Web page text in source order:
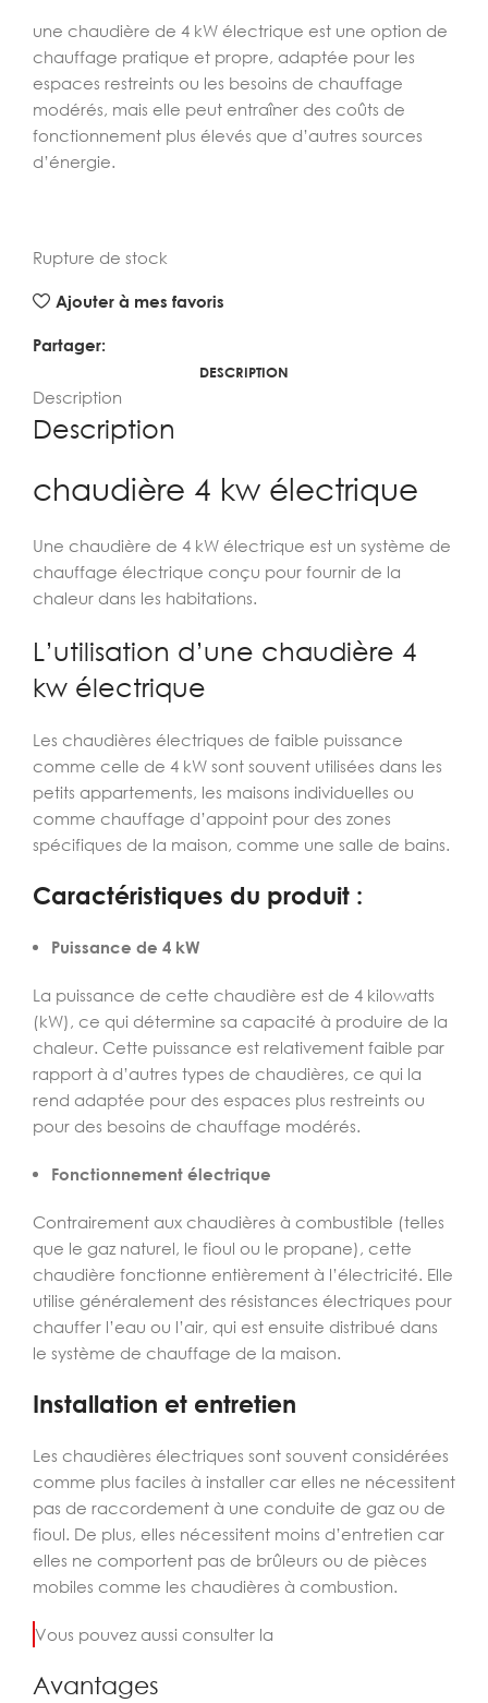
une chaudière de 4 kW électrique est une option de
chauffage pratique et propre, adaptée pour les
espaces restreints ou les besoins de chauffage
modérés, mais elle peut entraîner des coûts de
fonctionnement plus élevés que d’autres sources
d’énergie.
Rupture de stock
Ajouter à mes favoris
Partager:
DESCRIPTION
Description
Description
chaudière 4 kw électrique
Une chaudière de 4 kW électrique est un système de
chauffage électrique conçu pour fournir de la
chaleur dans les habitations.
L’utilisation d’une chaudière 4
kw électrique
Les chaudières électriques de faible puissance
comme celle de 4 kW sont souvent utilisées dans les
petits appartements, les maisons individuelles ou
comme chauffage d’appoint pour des zones
spécifiques de la maison, comme une salle de bains.
Caractéristiques du produit :
Puissance de 4 kW
La puissance de cette chaudière est de 4 kilowatts
(kW), ce qui détermine sa capacité à produire de la
chaleur. Cette puissance est relativement faible par
rapport à d’autres types de chaudières, ce qui la
rend adaptée pour des espaces plus restreints ou
pour des besoins de chauffage modérés.
Fonctionnement électrique
Contrairement aux chaudières à combustible (telles
que le gaz naturel, le fioul ou le propane), cette
chaudière fonctionne entièrement à l’électricité. Elle
utilise généralement des résistances électriques pour
chauffer l’eau ou l’air, qui est ensuite distribué dans
le système de chauffage de la maison.
Installation et entretien
Les chaudières électriques sont souvent considérées
comme plus faciles à installer car elles ne nécessitent
pas de raccordement à une conduite de gaz ou de
fioul. De plus, elles nécessitent moins d’entretien car
elles ne comportent pas de brûleurs ou de pièces
mobiles comme les chaudières à combustion.
Vous pouvez aussi consulter la
Avantages